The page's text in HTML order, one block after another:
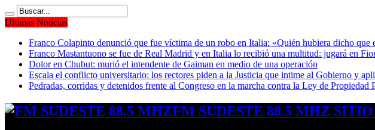
Ultimas Noticias
Franco Colapinto denunció que fue víctima de un robo en Italia: «Quién hubiera dicho que
Franco Mastantuono se fue de Real Madrid y en Italia lo recibió una multitud: jugará en
Dolor en Chubut: murió el intendente de Gaiman en medio de una operación
Escala el conflicto universitario: los rectores piden a la Justicia que intime al Gobierno y
Pedradas, corridas y detenidos frente al Congreso en la marcha contra la Ley de Propiedad
FM SUDESTE 88.5 MHZ